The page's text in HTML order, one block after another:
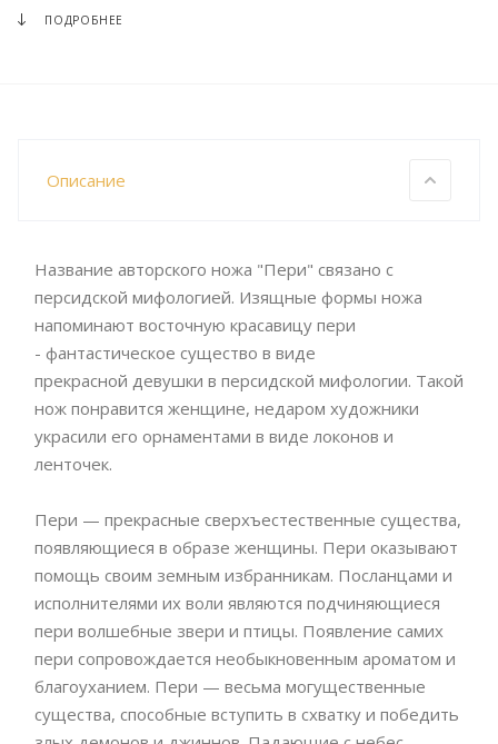
ПОДРОБНЕЕ
Описание
Название авторского ножа "Пери" связано с
персидской мифологией. Изящные формы ножа
напоминают восточную красавицу пери
- фантастическое существо в виде
прекрасной девушки в персидской мифологии. Такой
нож понравится женщине, недаром художники
украсили его орнаментами в виде локонов и
ленточек.
Пери — прекрасные сверхъестественные существа,
появляющиеся в образе женщины. Пери оказывают
помощь своим земным избранникам. Посланцами и
исполнителями их воли являются подчиняющиеся
пери волшебные звери и птицы. Появление самих
пери сопровождается необыкновенным ароматом и
благоуханием. Пери — весьма могущественные
существа, способные вступить в схватку и победить